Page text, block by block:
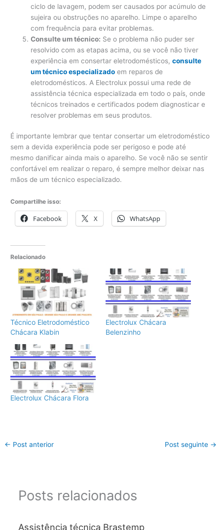
ciclo de lavagem, podem ser causados ​​por acúmulo de
sujeira ou obstruções no aparelho. Limpe o aparelho
com frequência para evitar problemas.
Consulte um técnico: Se o problema não puder ser
resolvido com as etapas acima, ou se você não tiver
experiência em consertar eletrodomésticos,consulte
um técnico especializado em reparos de
eletrodomésticos. A Electrolux possui uma rede de
assistência técnica especializada em todo o país, onde
técnicos treinados e certificados podem diagnosticar e
resolver problemas em seus produtos.
É importante lembrar que tentar consertar um eletrodoméstico
sem a devida experiência pode ser perigoso e pode até
mesmo danificar ainda mais o aparelho. Se você não se sentir
confortável em realizar o reparo, é sempre melhor deixar nas
mãos de um técnico especializado.
Compartilhe isso:
Facebook X WhatsApp
Relacionado
Técnico Eletrodoméstico
Chácara Klabin
Electrolux Chácara
Belenzinho
Electrolux Chácara Flora
← Post anterior Post seguinte →
Posts relacionados
Assistência técnica Brastemp